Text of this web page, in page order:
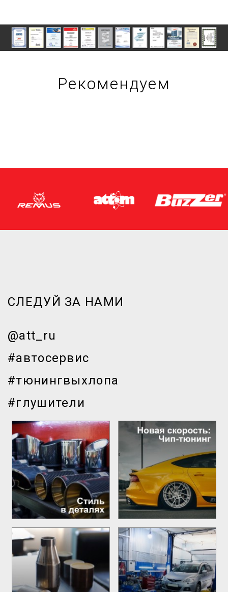
Рекомендуем
СЛЕДУЙ ЗА НАМИ
@att_ru
#автосервис
#тюнингвыхлопа
#глушители